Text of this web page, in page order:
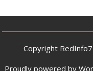
Copyright
Proudly powered by